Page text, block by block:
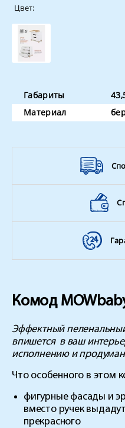
Цвет:
Габариты
Материал
Комод
Эффектный
впишется в ваш
исполнению и
Что особенного в этом
фигурные фасады и
вместо ручек
прекрасного